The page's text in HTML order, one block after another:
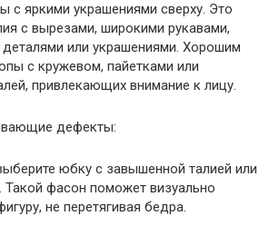
с яркими украшениями сверху. Это
с вырезами, широкими рукавами,
или украшениями. Хорошим
с кружевом, пайетками или
привлекающих внимание к лицу.
дефекты:
юбку с завышенной талией или
Такой фасон поможет визуально
не перетягивая бедра.